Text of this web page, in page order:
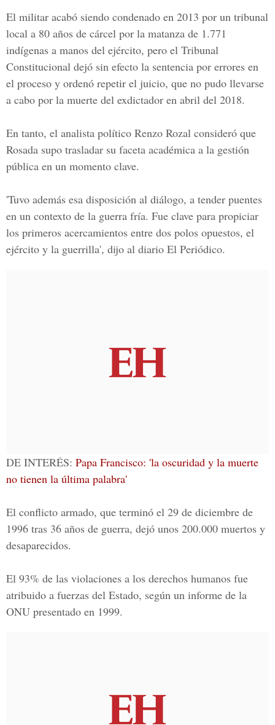
El militar acabó siendo condenado en 2013 por un tribunal
local a 80 años de cárcel por la matanza de 1.771
indígenas a manos del ejército, pero el Tribunal
Constitucional dejó sin efecto la sentencia por errores en
el proceso y ordenó repetir el juicio, que no pudo llevarse
a cabo por la muerte del exdictador en abril del 2018.
En tanto, el analista político Renzo Rozal consideró que
Rosada supo trasladar su faceta académica a la gestión
pública en un momento clave.
'Tuvo además esa disposición al diálogo, a tender puentes
en un contexto de la guerra fría. Fue clave para propiciar
los primeros acercamientos entre dos polos opuestos, el
ejército y la guerrilla', dijo al diario El Periódico.
DE INTERÉS: Papa Francisco: 'la oscuridad y la muerte
no tienen la última palabra'
El conflicto armado, que terminó el 29 de diciembre de
1996 tras 36 años de guerra, dejó unos 200.000 muertos y
desaparecidos.
El 93% de las violaciones a los derechos humanos fue
atribuido a fuerzas del Estado, según un informe de la
ONU presentado en 1999.